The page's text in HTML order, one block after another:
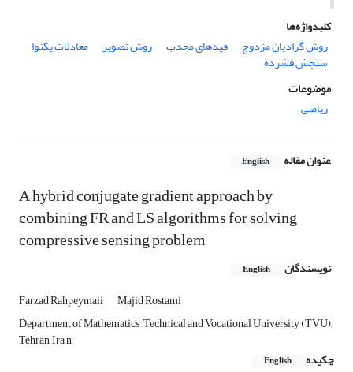
کلیدواژه‌ها
روش گرادیان مزدوج
قیدهای محدب روش تصویر معادلات یکنوا
سنجش فشرده
موضوعات
ریاضی
عنوان مقاله English
A hybrid conjugate gradient approach by
combining FR and LS algorithms for solving
compressive sensing problem
نویسندگان English
Farzad Rahpeymaii
Majid Rostami
Department of Mathematics , Technical and Vocational University (TVU),
Tehran, Ira n,
چکیده
English